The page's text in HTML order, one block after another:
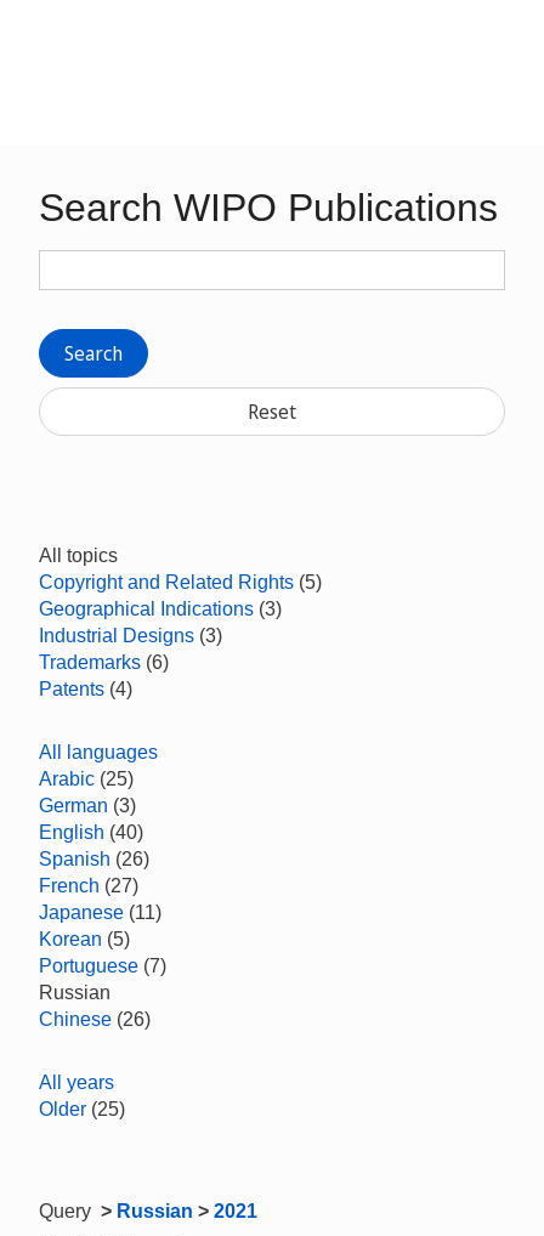
Search WIPO Publications
Search
Reset
All topics
Copyright and Related Rights (5)
Geographical Indications (3)
Industrial Designs (3)
Trademarks (6)
Patents (4)
All languages
Arabic (25)
German (3)
English (40)
Spanish (26)
French (27)
Japanese (11)
Korean (5)
Portuguese (7)
Russian
Chinese (26)
All years
Older (25)
Query > Russian > 2021